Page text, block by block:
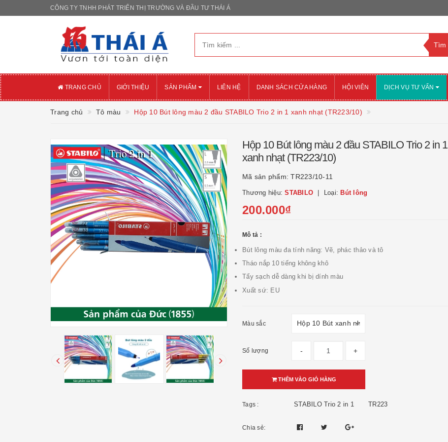
CÔNG TY TNHH PHÁT TRIỂN THỊ TRƯỜNG VÀ ĐẦU TƯ THÁI Á
TRANG CHỦ GIỚI THIỆU SẢN PHẨM LIÊN HỆ DANH SÁCH CỬA HÀNG HỘI VIÊN DỊCH VỤ TƯ VẤN
Trang chủ Tô màu Hộp 10 Bút lông màu 2 đầu STABILO Trio 2 in 1 xanh nhạt (TR223/10)
Hộp 10 Bút lông màu 2 đầu STABILO Trio 2 in 1
xanh nhạt (TR223/10)
Mã sản phẩm:TR223/10-11
Thương hiệu:STABILO Loại: Bút lông
200.000₫
Mô tả :
Bút lông màu đa tính năng: Vẽ, phác thảo và tô
Tháo nắp 10 tiếng không khô
Tẩy sạch dễ dàng khi bị dính màu
Xuất sứ: EU
Màu sắc
Số lượng - +
THÊM VÀO GIỎ HÀNG
Tags : STABILO Trio 2 in 1 TR223
Chia sẻ: